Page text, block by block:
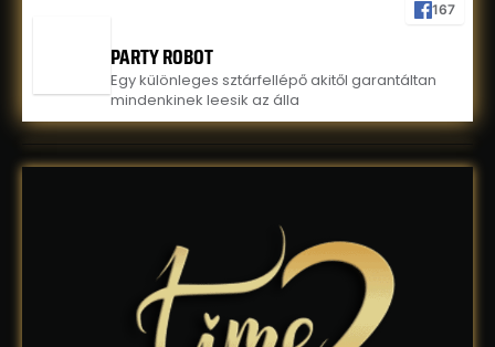
167
PARTY ROBOT
Egy különleges sztárfellépő akitől garantáltan
mindenkinek leesik az álla